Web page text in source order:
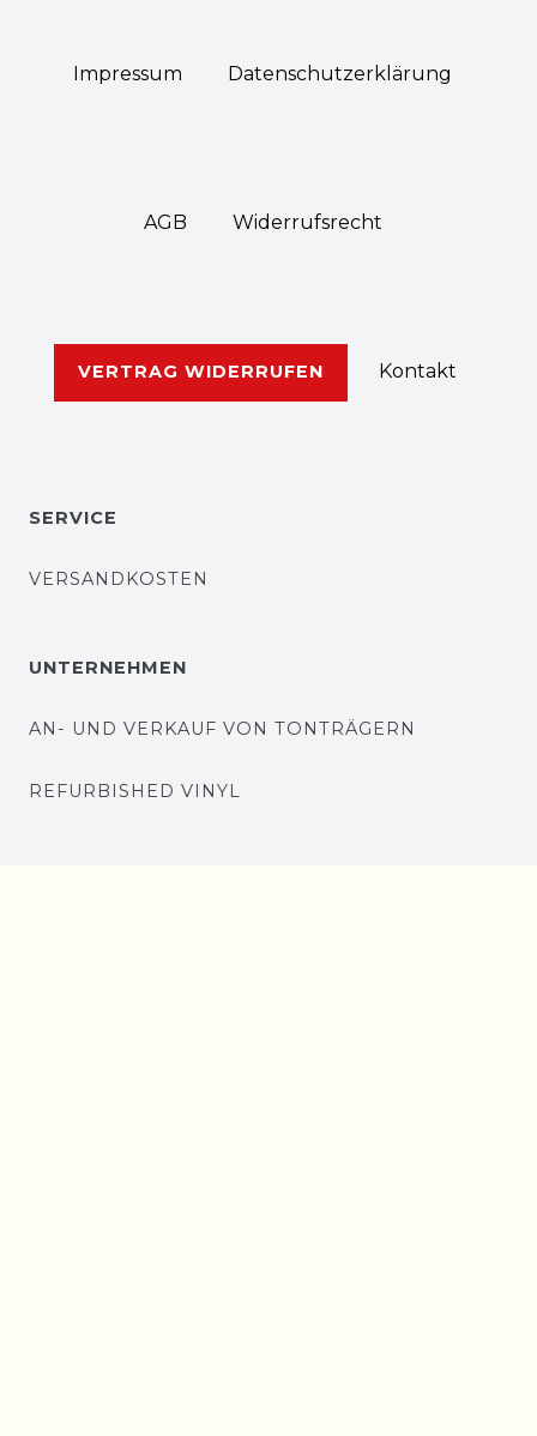
Impressum Daten­schutz­erklärung
AGB Widerrufs­recht
VERTRAG WIDERRUFEN Kontakt
SERVICE
VERSANDKOSTEN
UNTERNEHMEN
AN- UND VERKAUF VON TONTRÄGERN
REFURBISHED VINYL